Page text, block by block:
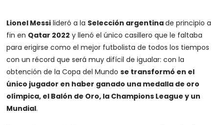
Lionel Messi lideró a la Selección argentinade principio a
fin en Qatar 2022 y llenó el único casillero que le faltaba
para erigirse como el mejor futbolista de todos los tiempos
con un récord que será muy difícil de igualar: con la
obtención de la Copa del Mundose transformó en el
único jugador en haber ganado una medalla de oro
olímpica, el Balón de Oro, la Champions League y un
Mundial.